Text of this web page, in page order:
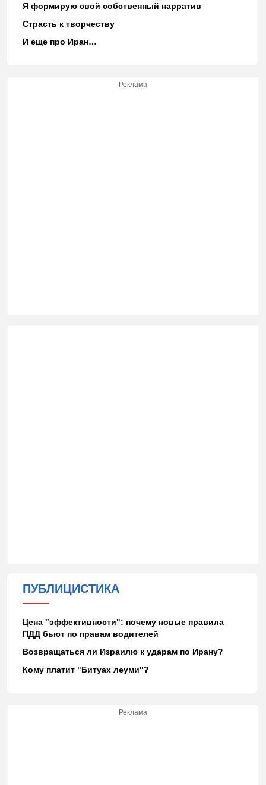
Я формирую свой собственный нарратив
Страсть к творчеству
И еще про Иран…
Реклама
ПУБЛИЦИСТИКА
Цена "эффективности": почему новые правила
ПДД бьют по правам водителей
Возвращаться ли Израилю к ударам по Ирану?
Кому платит "Битуах леуми"?
Реклама